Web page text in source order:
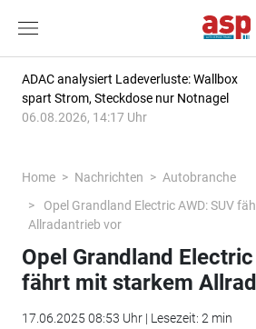
ADAC analysiert Ladeverluste: Wallbox
spart Strom, Steckdose nur Notnagel
06.08.2026, 14:17 Uhr
Home Nachrichten
Autobranche
Opel Grandland Electric AWD: SUV
Allradantrieb vor
Opel Grandland
fährt mit starkem
17.06.2025 08:53 Uhr | Lesezeit: 2 min